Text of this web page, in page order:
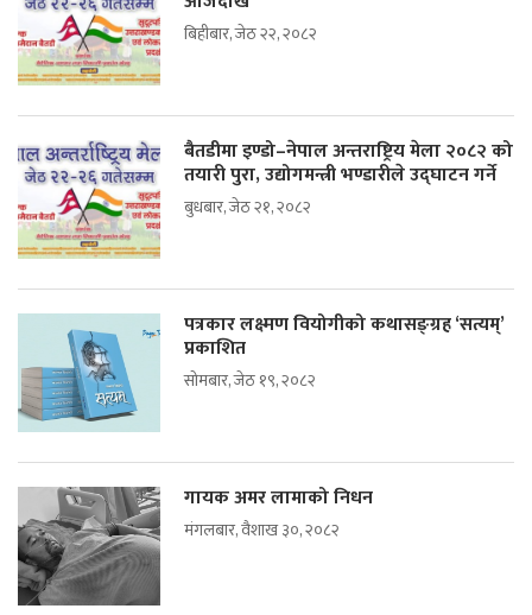
बिहीबार, जेठ २२, २०८२
बैतडीमा इण्डो–नेपाल अन्तराष्ट्रिय मेला २०८२ को
तयारी पुरा, उद्योगमन्त्री भण्डारीले उद्घाटन गर्ने
बुधबार, जेठ २१, २०८२
पत्रकार लक्ष्मण वियोगीको कथासङ्ग्रह ‘सत्यम्’
प्रकाशित
सोमबार, जेठ १९, २०८२
गायक अमर लामाको निधन
मंगलबार, वैशाख ३०, २०८२